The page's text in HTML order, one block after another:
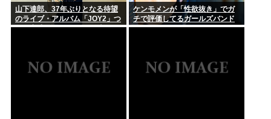
山下達郎、37年ぶりとなる待望
のライブ・アルバム「JOY2」つ
いに完成、10月14日に発売
ケンモメンが「性欲抜き」でガ
チで評価してるガールズバンド
って何？